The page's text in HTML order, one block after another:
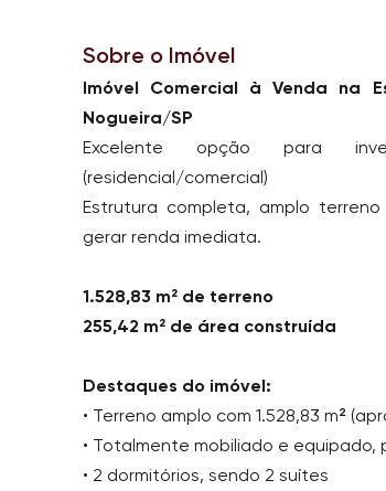
Sobre o Imóvel
Imóvel Comercial à Venda na
Nogueira/SP
Excelente opção para
(residencial/comercial)
Estrutura completa, amplo
gerar renda imediata.
1.528,83 m² de terreno
255,42 m² de área construída
Destaques do imóvel:
• Terreno amplo com 1.528,83 m²
• Totalmente mobiliado e
• 2 dormitórios, sendo 2 suítes